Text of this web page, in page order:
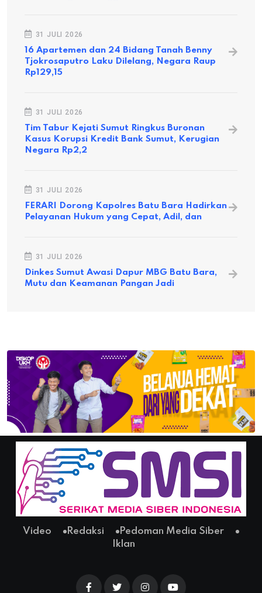
31 JULI 2026
16 Apartemen dan 24 Bidang Tanah Benny
Tjokrosaputro Laku Dilelang, Negara Raup
Rp129,15
31 JULI 2026
Tim Tabur Kejati Sumut Ringkus Buronan
Kasus Korupsi Kredit Bank Sumut, Kerugian
Negara Rp2,2
31 JULI 2026
FERARI Dorong Kapolres Batu Bara Hadirkan
Pelayanan Hukum yang Cepat, Adil, dan
31 JULI 2026
Dinkes Sumut Awasi Dapur MBG Batu Bara,
Mutu dan Keamanan Pangan Jadi
Video Redaksi
Pedoman Media Siber
Iklan